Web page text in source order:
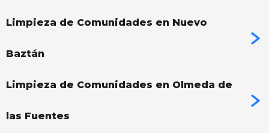
Limpieza de Comunidades en Nuevo
Baztán
Limpieza de Comunidades en Olmeda de
las Fuentes